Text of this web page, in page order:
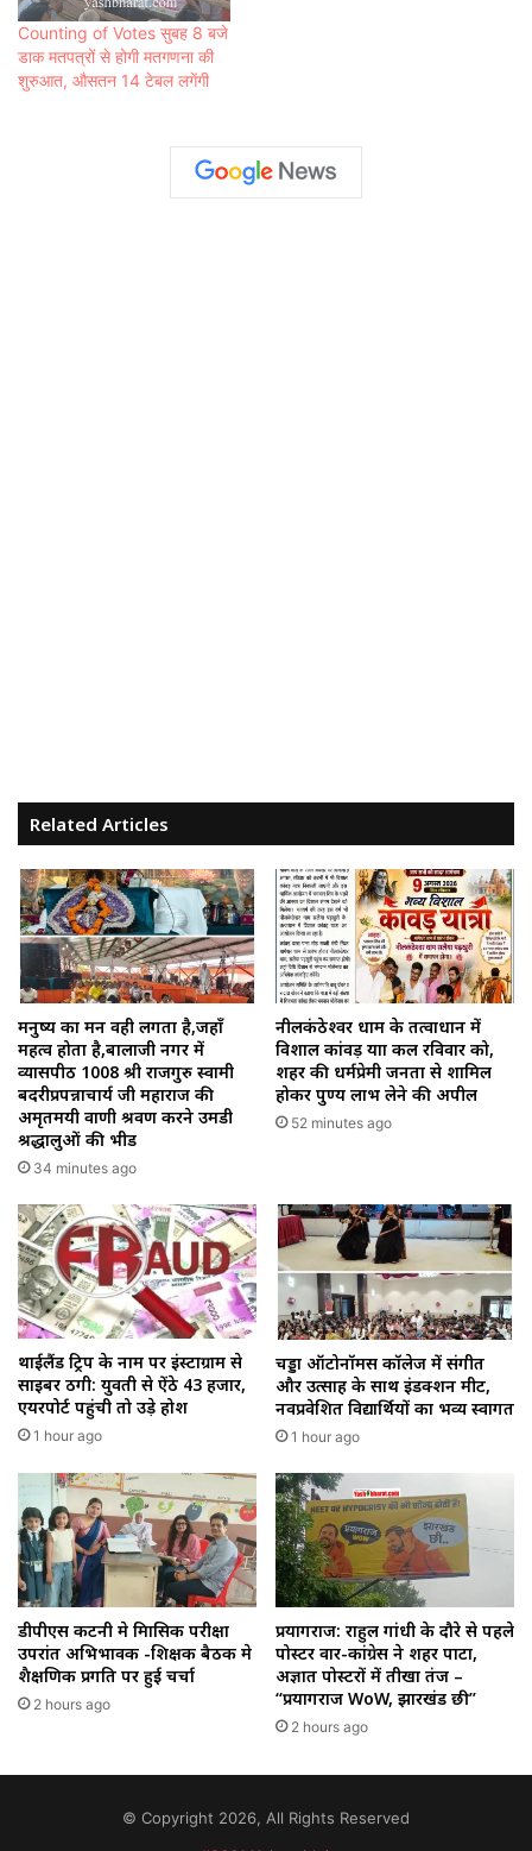
Counting of Votes सुबह 8 बजे
डाक मतपत्रों से होगी मतगणना की
शुरुआत, औसतन 14 टेबल लगेंगी
Related Articles
मनुष्य का मन वही लगता है,जहाँ
महत्व होता है,बालाजी नगर में
व्यासपीठ 1008 श्री राजगुरु स्वामी
बदरीप्रपन्नाचार्य जी महाराज की
अमृतमयी वाणी श्रवण करने उमडी
श्रद्धालुओं की भीड
34 minutes ago
नीलकंठेश्वर धाम के तत्वाधान में
विशाल कांवड़ यात्रा कल रविवार को,
शहर की धर्मप्रेमी जनता से शामिल
होकर पुण्य लाभ लेने की अपील
52 minutes ago
थाईलैंड ट्रिप के नाम पर इंस्टाग्राम से
साइबर ठगी: युवती से ऐंठे ₹43 हजार,
एयरपोर्ट पहुंची तो उड़े होश
1 hour ago
चड्डा ऑटोनॉमस कॉलेज में संगीत
और उत्साह के साथ इंडक्शन मीट,
नवप्रवेशित विद्यार्थियों का भव्य स्वागत
1 hour ago
डीपीएस कटनी मे त्रिमासिक परीक्षा
उपरांत अभिभावक -शिक्षक बैठक मे
शैक्षणिक प्रगति पर हुई चर्चा
2 hours ago
प्रयागराज: राहुल गांधी के दौरे से पहले
पोस्टर वार-कांग्रेस ने शहर पाटा,
अज्ञात पोस्टरों में तीखा तंज –
“प्रयागराज WoW, झारखंड छी”
2 hours ago
© Copyright 2026, All Rights Reserved